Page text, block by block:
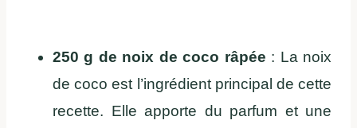
250 g de noix de coco râpée : La noix
de coco est l’ingrédient principal de cette
recette. Elle apporte du parfum et une